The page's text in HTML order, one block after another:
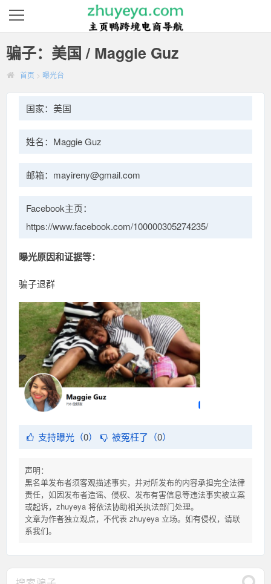
骗子：美国 / Maggie Guz
首页 > 曝光台
国家：美国
姓名：Maggie Guz
邮箱：mayireny@gmail.com
Facebook主页：
https://www.facebook.com/100000305274235/
曝光原因和证据等：
骗子退群
支持曝光（0） 被冤枉了（0）
声明：
黑名单发布者须客观描述事实，并对所发布的内容承担完全法律
责任，如因发布者造谣、侵权、发布有害信息等违法事实被立案
或起诉，zhuyeya 将依法协助相关执法部门处理。
文章为作者独立观点，不代表 zhuyeya 立场。如有侵权，请联
系我们。